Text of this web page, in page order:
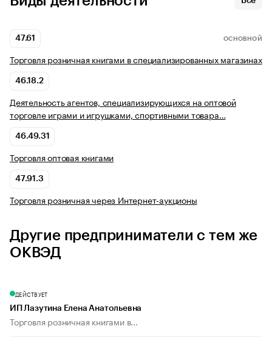
47.61 ОСНОВНОЙ
Торговля розничная книгами в специализированных магазинах
46.18.2
Деятельность агентов, специализирующихся на оптовой
торговле играми и игрушками, спортивными товара…
46.49.31
Торговля оптовая книгами
47.91.3
Торговля розничная через Интернет-аукционы
Другие предприниматели с тем же
ОКВЭД
ДЕЙСТВУЕТ
ИП Лазутина Елена Анатольевна
Торговля розничная книгами в...